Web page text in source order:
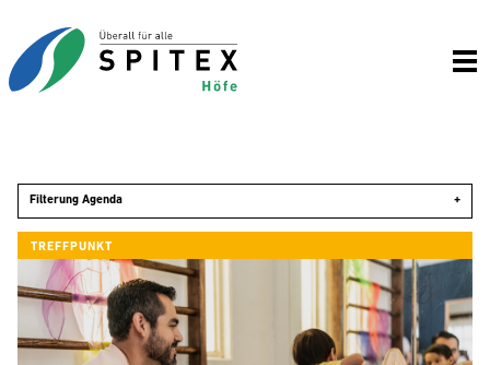
Filterung Agenda +
TREFFPUNKT